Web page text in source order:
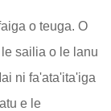
o teuga. O
sailia o le lanu
ni fa'ata'ita'iga
e le